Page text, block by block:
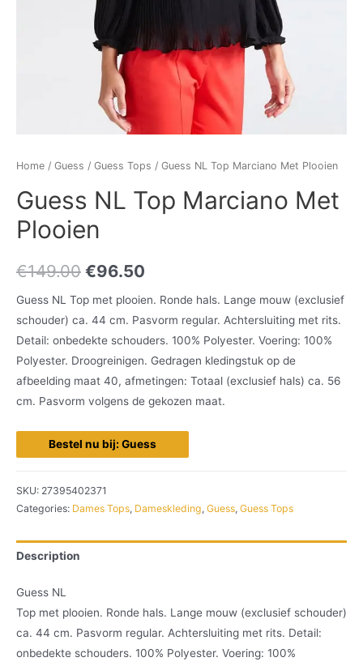
Home / Guess / Guess Tops / Guess NL Top Marciano Met Plooien
Guess NL Top Marciano Met
Plooien
€149.00 €96.50
Guess NL Top met plooien. Ronde hals. Lange mouw (exclusief
schouder) ca. 44 cm. Pasvorm regular. Achtersluiting met rits.
Detail: onbedekte schouders. 100% Polyester. Voering: 100%
Polyester. Droogreinigen. Gedragen kledingstuk op de
afbeelding maat 40, afmetingen: Totaal (exclusief hals) ca. 56
cm. Pasvorm volgens de gekozen maat.
Bestel nu bij: Guess
SKU: 27395402371
Categories: Dames Tops, Dameskleding, Guess, Guess Tops
Description
Guess NL
Top met plooien. Ronde hals. Lange mouw (exclusief schouder)
ca. 44 cm. Pasvorm regular. Achtersluiting met rits. Detail:
onbedekte schouders. 100% Polyester. Voering: 100%